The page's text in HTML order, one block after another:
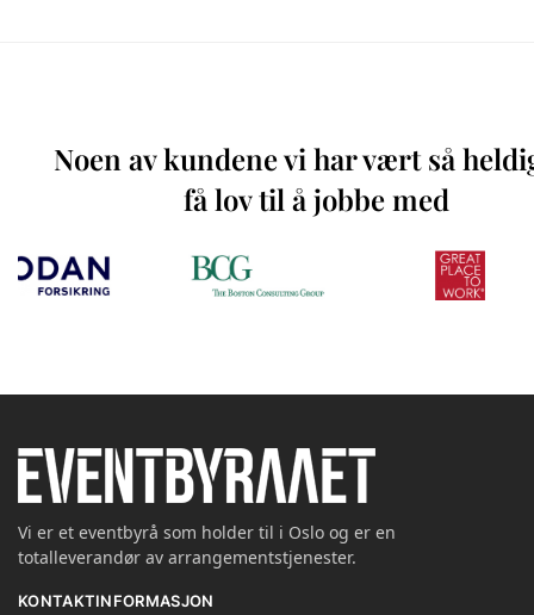
Noen av kundene vi har vært så
få lov til å jobbe med
Vi er et eventbyrå som holder til i Oslo og er en
totalleverandør av arrangementstjenester.
KONTAKTINFORMASJON